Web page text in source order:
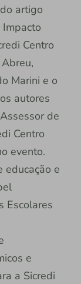
artigo
Centro
Marini e o
autores
de
Centro
evento.
educação e
Escolares
e
a Sicredi